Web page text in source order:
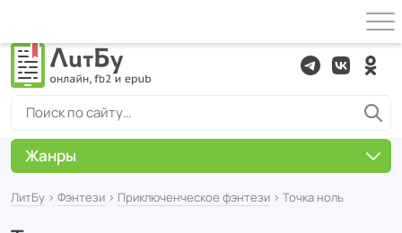
ЛитБу › Фэнтези › Приключенческое фэнтези › Точка ноль
Жанры